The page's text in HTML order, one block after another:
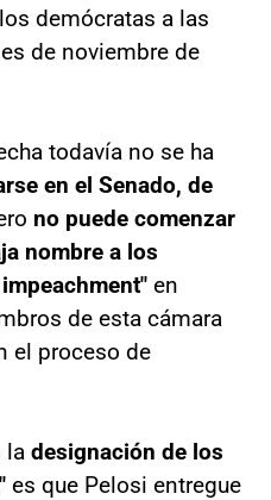
demócratas a las
de noviembre de
todavía no se ha
en el Senado, de
no puede comenzar
nombre a los
en
de esta cámara
el proceso de
la designación de los
es que Pelosi entregue